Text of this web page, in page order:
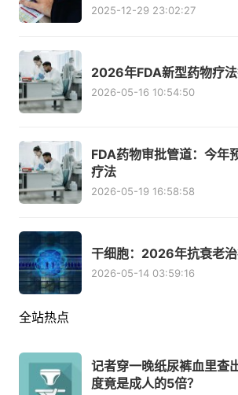
2025-12-29 23:02:27
2026年FDA新型药物疗
2026-05-16 10:54:50
FDA药物审批管道：今年
疗法
2026-05-19 16:58:58
干细胞：2026年抗衰老
2026-05-14 03:59:16
全站热点
记者穿一晚纸尿裤血里查
度竟是成人的5倍？